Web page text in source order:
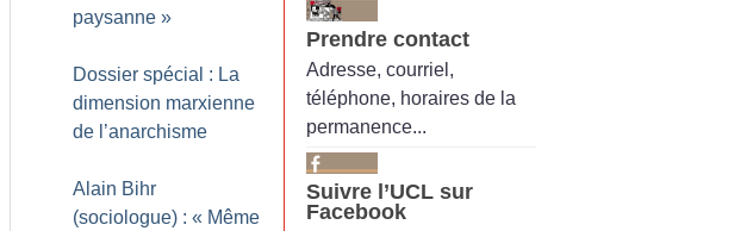
paysanne »
Dossier spécial : La
dimension marxienne
de l’anarchisme
Alain Bihr
(sociologue) : « Même
Prendre contact
Adresse, courriel,
téléphone, horaires de la
permanence...
Suivre l’UCL sur
Facebook